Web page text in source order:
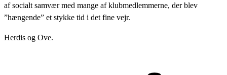
af socialt samvær med mange af klubmedlemmerne, der blev
”hængende” et stykke tid i det fine vejr.
Herdis og Ove.